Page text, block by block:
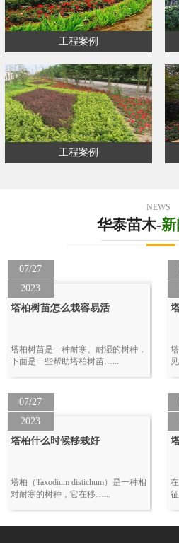
工程案例
工程案例
NEWS
华泰苗木-新
07/27
2023
塔柏树苗怎么栽容易活
塔柏树苗是一种耐寒、耐湿的树种，
下面是一些帮助塔柏树苗…...
07/27
2023
塔柏什么时候移栽好
塔柏（Taxodium distichum）是一种相
对耐寒的树种，它在移…...